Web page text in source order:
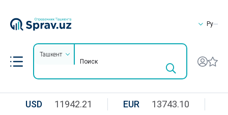
Ру
Ташкент
USD 11942.21 EUR 13743.10